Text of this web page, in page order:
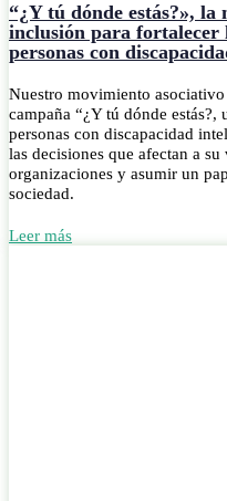
“¿Y tú dónde estás?», la
inclusión para fortalecer
personas con
Nuestro movimiento
campaña “¿Y tú dónde
personas con discapacidad
las decisiones que afectan a
organizaciones y asumir un
sociedad.
Leer más